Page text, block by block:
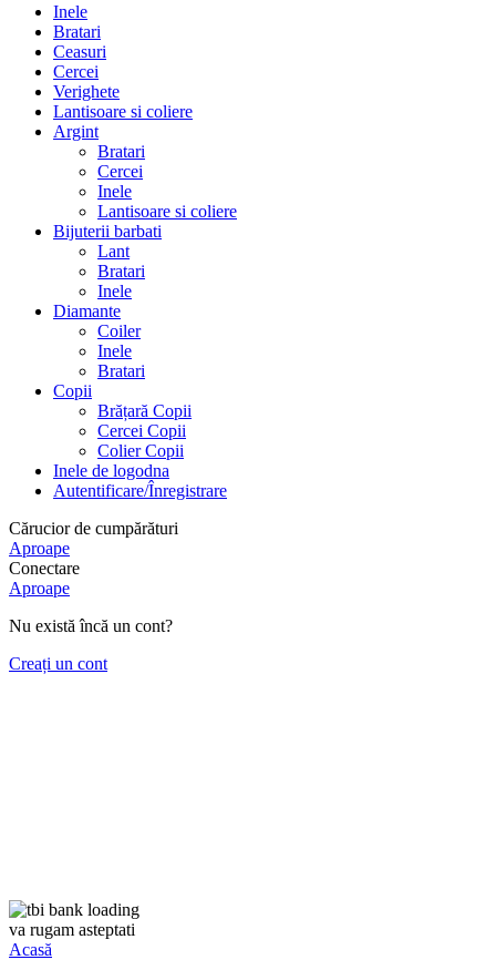
Inele
Bratari
Ceasuri
Cercei
Verighete
Lantisoare si coliere
Argint
Bratari
Cercei
Inele
Lantisoare si coliere
Bijuterii barbati
Lant
Bratari
Inele
Diamante
Coiler
Inele
Bratari
Copii
Brățară Copii
Cercei Copii
Colier Copii
Inele de logodna
Autentificare/Înregistrare
Cărucior de cumpărături
Aproape
Conectare
Aproape
Nu există încă un cont?
Creați un cont
va rugam asteptati
Acasă